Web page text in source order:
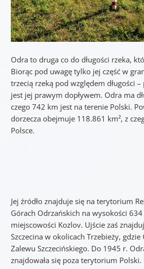
Odra to druga co do długości rzeka,
Biorąc pod uwagę tylko jej część w
trzecią rzeką pod względem długości
jest jej prawym dopływem. Odra ma
czego 742 km jest na terenie Polski.
dorzecza obejmuje 118.861 km², z
Polsce.
Jej źródło znajduje się na terytorium
Górach Odrzańskich na wysokości
miejscowości Kozlov. Ujście zaś
Szczecina w okolicach Trzebieży,
Zalewu Szczecińskiego. Do 1945 r.
znajdowała się poza terytorium Polski.